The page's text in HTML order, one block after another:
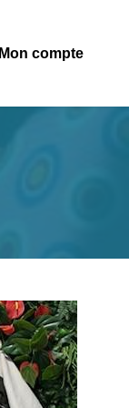
Mon compte